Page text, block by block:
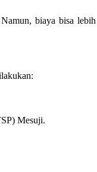
Namun, biaya bisa
Mesuji.